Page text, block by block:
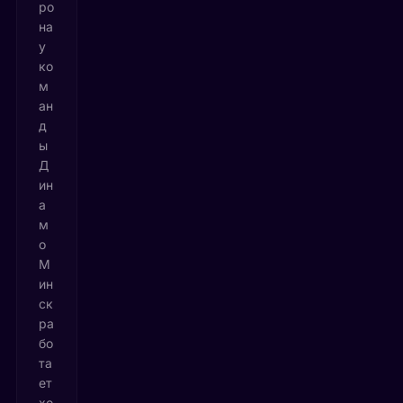
ро
на
у
ко
м
ан
д
ы
Д
ин
а
м
о
М
ин
ск
ра
бо
та
ет